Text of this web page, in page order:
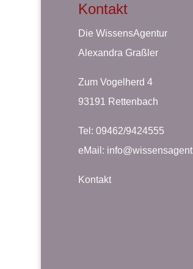
Kontakt
Die WissensAgentur
Alexandra Graßler
Zum Vogelherd 4
93191 Rettenbach
Tel: 09462/9424555
eMail:
Kontakt